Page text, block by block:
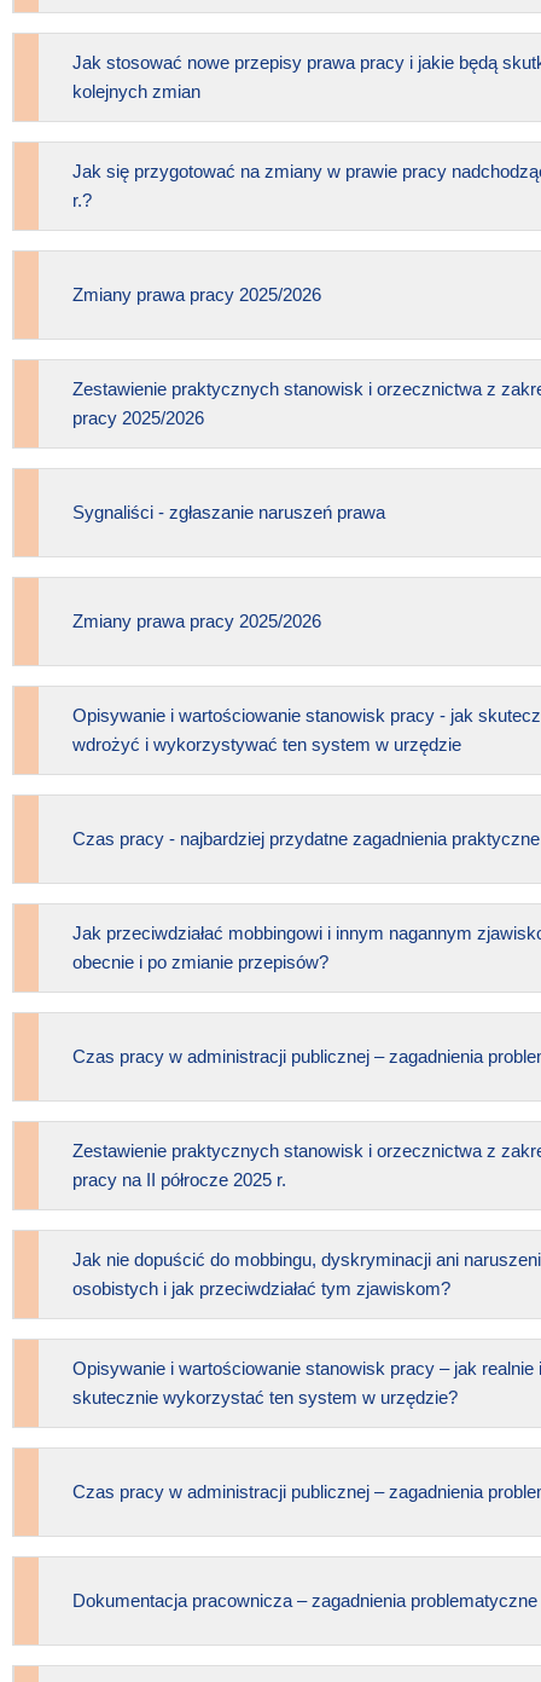
Jak stosować nowe przepisy prawa pracy i jakie będą
kolejnych zmian
Jak się przygotować na zmiany w prawie pracy
r.?
Zmiany prawa pracy 2025/2026
Zestawienie praktycznych stanowisk i orzecznictwa z
pracy 2025/2026
Sygnaliści - zgłaszanie naruszeń prawa
Zmiany prawa pracy 2025/2026
Opisywanie i wartościowanie stanowisk pracy - jak
wdrożyć i wykorzystywać ten system w urzędzie
Czas pracy - najbardziej przydatne zagadnienia praktyczne
Jak przeciwdziałać mobbingowi i innym nagannym
obecnie i po zmianie przepisów?
Czas pracy w administracji publicznej – zagadnienia
Zestawienie praktycznych stanowisk i orzecznictwa z
pracy na II półrocze 2025 r.
Jak nie dopuścić do mobbingu, dyskryminacji ani
osobistych i jak przeciwdziałać tym zjawiskom?
Opisywanie i wartościowanie stanowisk pracy – jak realnie i
skutecznie wykorzystać ten system w urzędzie?
Czas pracy w administracji publicznej – zagadnienia
Dokumentacja pracownicza – zagadnienia problematyczne